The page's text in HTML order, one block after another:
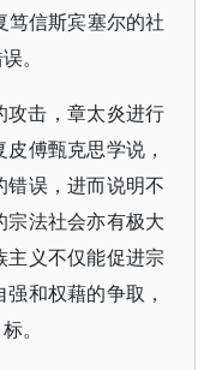
笃信斯宾塞尔的社
。
攻击，章太炎进行
傅甄克思学说，
误，进而说明不
法社会亦有极大
主义不仅能促进宗
和权藉的争取，
。